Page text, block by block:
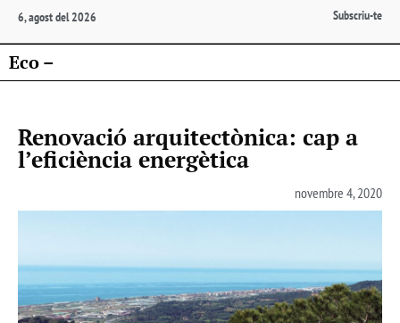
6, agost del 2026 Subscriu-te
Eco –
Renovació arquitectònica: cap a
l’eficiència energètica
novembre 4, 2020